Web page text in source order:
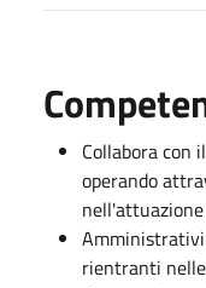
Collabora con
operando
rientranti